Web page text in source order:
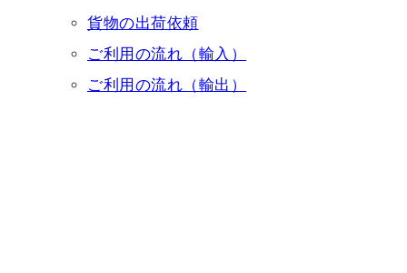
貨物の出荷依頼
ご利用の流れ（輸入）
ご利用の流れ（輸出）